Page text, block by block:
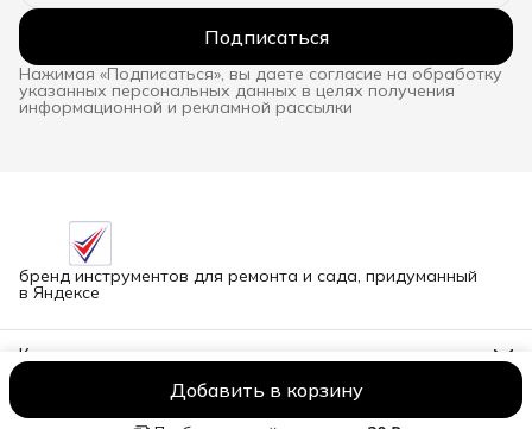
Добавить в корзину
Подписаться
Нажимая «Подписаться», вы даете согласие на обработку
указанных персональных данных в целях получения
информационной и рекламной рассылки
бренд инструментов для ремонта и сада, придуманный
в Яндексе
Контакты
г.Новосибирск улица Петухова, 51Бк16
Телефон
ООО NORCODОплатаДоставкаПравила возвратаРеквизиты